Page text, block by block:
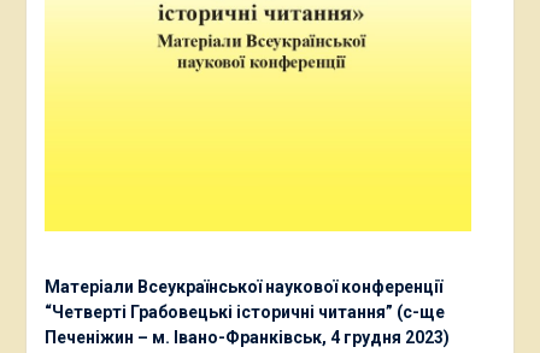
Матеріали Всеукраїнської наукової конференції
“Четверті Грабовецькі історичні читання” (с-ще
Печеніжин – м. Івано-Франківськ, 4 грудня 2023)